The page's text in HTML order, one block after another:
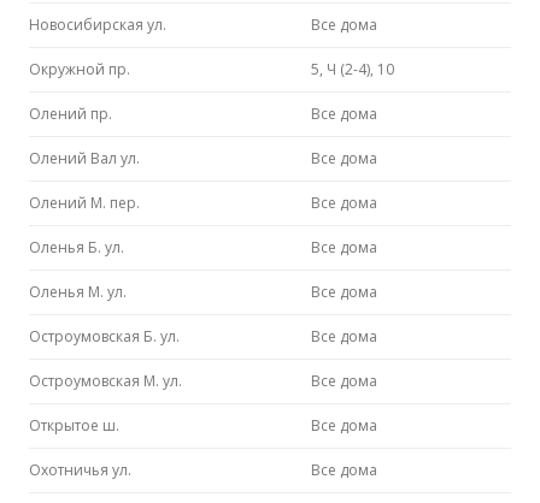
Новосибирская ул. Все дома
Окружной пр. 5, Ч (2-4), 10
Олений пр. Все дома
Олений Вал ул. Все дома
Олений М. пер. Все дома
Оленья Б. ул. Все дома
Оленья М. ул. Все дома
Остроумовская Б. ул. Все дома
Остроумовская М. ул. Все дома
Открытое ш. Все дома
Охотничья ул. Все дома